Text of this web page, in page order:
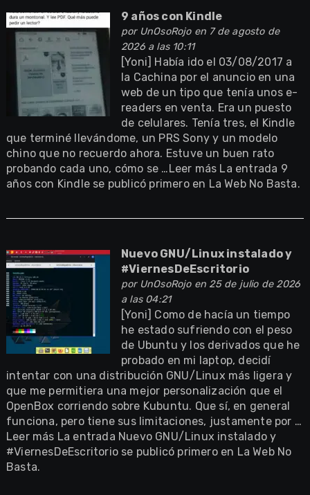
9 años con Kindle
por UnOsoRojoen 7 de agosto de
2026 a las 10:11
[Yoni] Había ido el 03/08/2017 a
la Cachina por el anuncio en una
web de un tipo que tenía unos e-
readers en venta. Era un puesto
de celulares. Tenía tres, el Kindle
que terminé llevándome, un PRS Sony y un modelo
chino que no recuerdo ahora. Estuve un buen rato
probando cada uno, cómo se …Leer más La entrada 9
años con Kindle se publicó primero en La Web No Basta.
Nuevo GNU/Linux instalado y
#ViernesDeEscritorio
por UnOsoRojoen 25 de julio de 2026
a las 04:21
[Yoni] Como de hacía un tiempo
he estado sufriendo con el peso
de Ubuntu y los derivados que he
probado en mi laptop, decidí
intentar con una distribución GNU/Linux más ligera y
que me permitiera una mejor personalización que el
OpenBox corriendo sobre Kubuntu. Que sí, en general
funciona, pero tiene sus limitaciones, justamente por …
Leer más La entrada Nuevo GNU/Linux instalado y
#ViernesDeEscritorio se publicó primero en La Web No
Basta.